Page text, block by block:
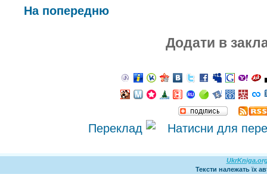
На попередню
Додати в
Переклад
Тексти належать їх